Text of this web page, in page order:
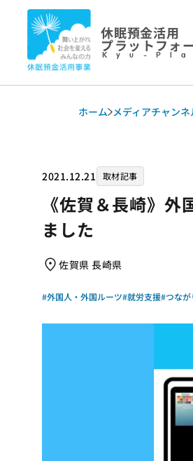
休眠預金活用
プラットフォ
Kyu-
ホーム メディアチャンネ
2021.12.21 取材記事
《佐賀＆長崎》
ました
佐賀県 長崎県
#外国人・外国ルーツ#就労支援#つなが